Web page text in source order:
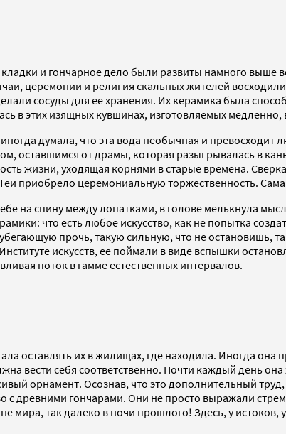
и гончарное дело были развиты намного
церемонии и религия скальных жителей
сосуды для ее хранения. Их керамика была
в этих изящных кувшинах, изготовляемых
думала, что эта вода необычная и превосходит
оставшимся от драмы, которая разыгрывалась в
жизни, уходящая корнями в старые времена.
приобрело церемониальную торжественность.
на спину между лопатками, в голове мелькнула
что есть любое искусство, как не попытка
прочь, такую сильную, что не остановишь,
искусств, ее поймали в виде вспышки
поток в гамме естественных интервалов.
оставлять их в жилищах, где находила. Иногда
вести себя соответственно. Почти каждый день
орнамент. Осознав, что это дополнительный
древними гончарами. Они не просто выражали
мира, так далеко в ночи прошлого! Здесь, у